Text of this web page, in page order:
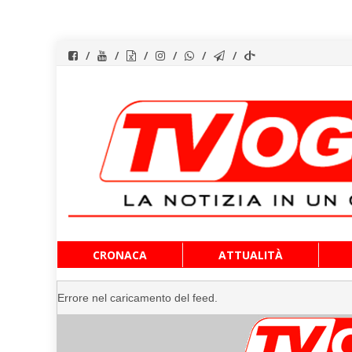
al
contenuto
CRONACA ATTUALITÀ
Errore nel caricamento del feed.